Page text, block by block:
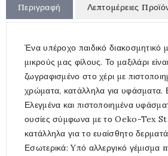
Περιγραφή Λεπτομέρειες
Ένα υπέροχο παιδικό διακοσμητικό
μικρούς μας φίλους. Το μαξιλάρι
ζωγραφισμένο στο χέρι με
χρώματα, κατάλληλα για υφάσματα.
Ελεγμένα και πιστοποιημένα
ουσίες σύμφωνα με το Oeko-Tex
κατάλληλα για το ευαίσθητο
Εσωτερικά: Yπό αλλεργικό